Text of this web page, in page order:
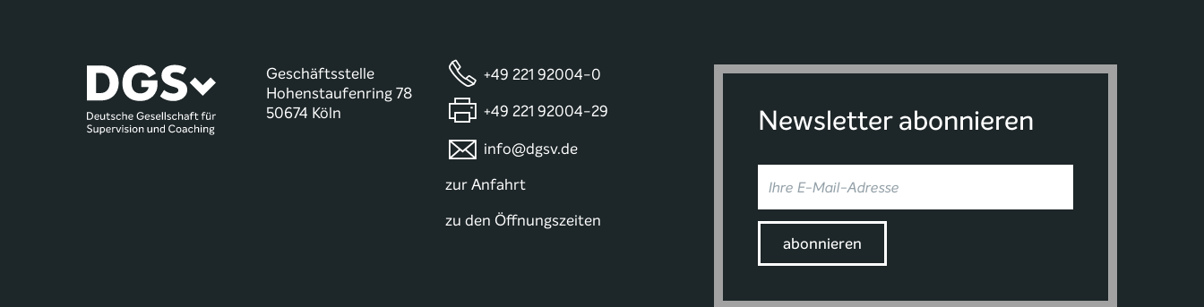
Geschäftsstelle
Hohenstaufenring 78
50674 Köln
+49 221 92004-0
+49 221 92004-29
info@dgsv.de
zur Anfahrt
zu den Öffnungszeiten
Newsletter abonnieren